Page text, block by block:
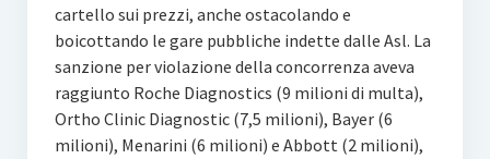
cartello sui prezzi, anche ostacolando e
boicottando le gare pubbliche indette dalle Asl. La
sanzione per violazione della concorrenza aveva
raggiunto Roche Diagnostics (9 milioni di multa),
Ortho Clinic Diagnostic (7,5 milioni), Bayer (6
milioni), Menarini (6 milioni) e Abbott (2 milioni),